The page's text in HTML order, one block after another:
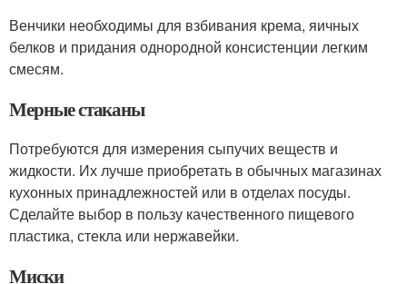
Венчики необходимы для взбивания крема, яичных
белков и придания однородной консистенции легким
смесям.
Мерные стаканы
Потребуются для измерения сыпучих веществ и
жидкости. Их лучше приобретать в обычных магазинах
кухонных принадлежностей или в отделах посуды.
Сделайте выбор в пользу качественного пищевого
пластика, стекла или нержавейки.
Миски